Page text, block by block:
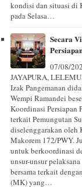
kondisi dan situasi di
pada Selasa…
Secara
07/08/
JAYAPURA,
Izak Pangemanan
Wempi Ramandei
Koordinasi Persiapan
terkait Pemungutan
diselenggarakan oleh
Makorem 172/PWY.
untuk berkoordinasi
unsur-unsur
bersama terkait
(MK) yang…